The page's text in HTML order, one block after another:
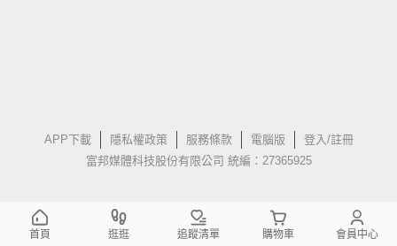
APP下載 隱私權政策 服務條款 電腦版
登入/註冊
富邦媒體科技股份有限公司 統編：27365925
首頁 逛逛 追蹤清單 購物車 會員中心